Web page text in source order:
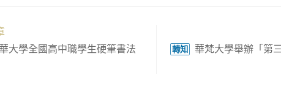
大學全國高中職學生硬筆書法
轉知
華梵大學舉辦「第